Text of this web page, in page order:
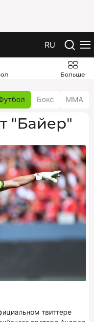
RU
Больше
Бокс ММА
"Байер"
твиттере